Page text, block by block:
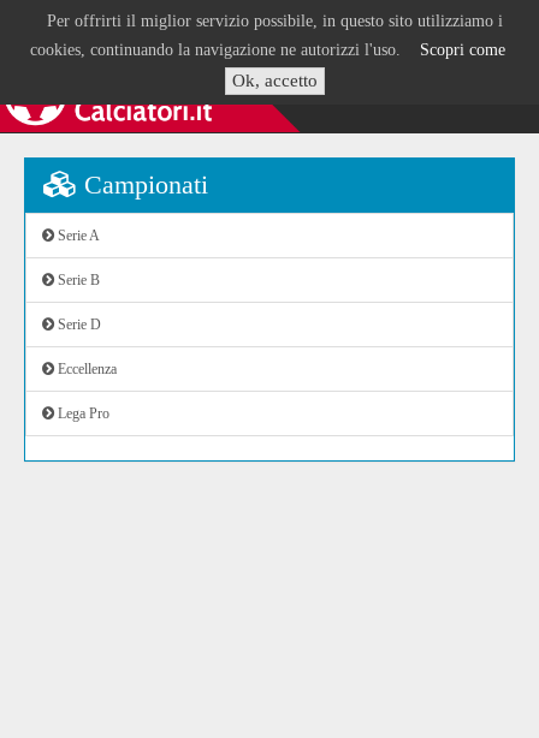
Per offrirti il miglior servizio possibile, in questo sito utilizziamo i
cookies, continuando la navigazione ne autorizzi l'uso. Scopri come
Ok, accetto
Campionati
Serie A
Serie B
Serie D
Eccellenza
Lega Pro